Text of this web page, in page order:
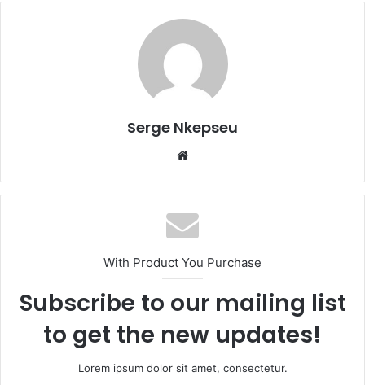
Serge Nkepseu
te
With Product You Purchase
Subscribe to our mailing list
to get the new updates!
Lorem ipsum dolor sit amet, consectetur.